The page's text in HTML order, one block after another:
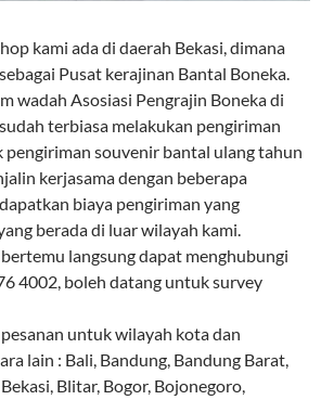
kami ada di daerah Bekasi, dimana
Pusat kerajinan Bantal Boneka.
wadah Asosiasi Pengrajin Boneka di
terbiasa melakukan pengiriman
pengiriman souvenir bantal ulang tahun
kerjasama dengan beberapa
biaya pengiriman yang
berada di luar wilayah kami.
langsung dapat menghubungi
4002, boleh datang untuk survey
untuk wilayah kota dan
lain : Bali, Bandung, Bandung Barat,
Blitar, Bogor, Bojonegoro,